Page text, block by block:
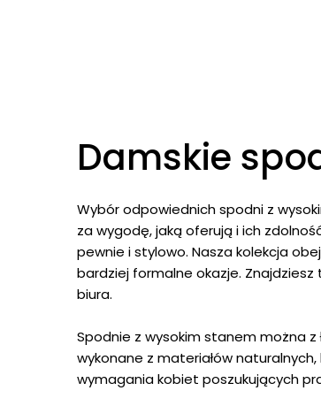
Damskie
Wybór odpowiednich spodni z
za wygodę, jaką oferują i ich
pewnie i stylowo. Nasza kolekcja
bardziej formalne okazje.
biura.
Spodnie z wysokim stanem można
wykonane z materiałów
wymagania kobiet poszukujących